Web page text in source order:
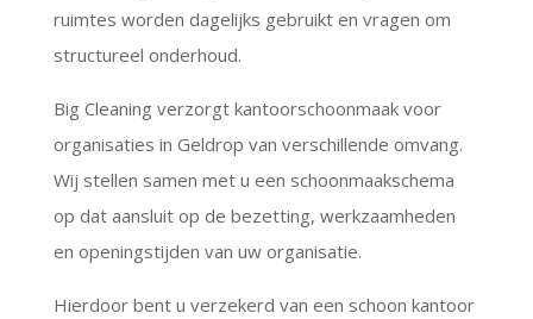
ruimtes worden dagelijks gebruikt en vragen om
structureel onderhoud.
Big Cleaning verzorgt kantoorschoonmaak voor
organisaties in Geldrop van verschillende omvang.
Wij stellen samen met u een schoonmaakschema
op dat aansluit op de bezetting, werkzaamheden
en openingstijden van uw organisatie.
Hierdoor bent u verzekerd van een schoon kantoor